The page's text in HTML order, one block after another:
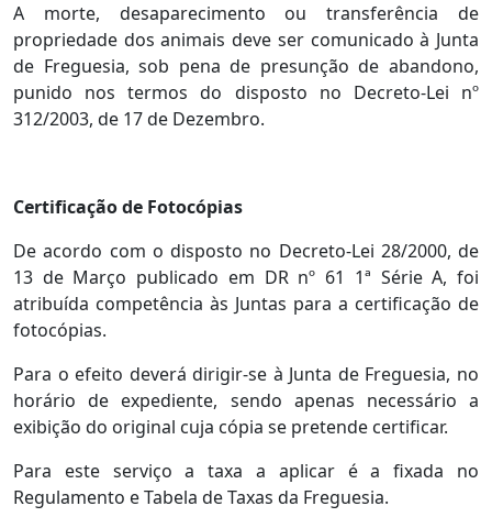
A morte, desaparecimento ou transferência de
propriedade dos animais deve ser comunicado à Junta
de Freguesia, sob pena de presunção de abandono,
punido nos termos do disposto no Decreto-Lei nº
312/2003, de 17 de Dezembro.
Certificação de Fotocópias
De acordo com o disposto no Decreto-Lei 28/2000, de
13 de Março publicado em DR nº 61 1ª Série A, foi
atribuída competência às Juntas para a certificação de
fotocópias.
Para o efeito deverá dirigir-se à Junta de Freguesia, no
horário de expediente, sendo apenas necessário a
exibição do original cuja cópia se pretende certificar.
Para este serviço a taxa a aplicar é a fixada no
Regulamento e Tabela de Taxas da Freguesia.